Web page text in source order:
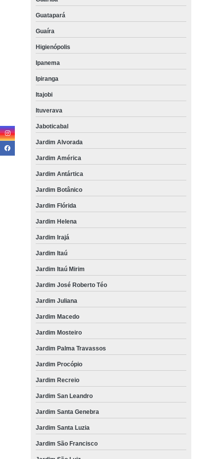
Guatapará
Guaíra
Higienópolis
Ipanema
Ipiranga
Itajobi
Ituverava
Jaboticabal
Jardim Alvorada
Jardim América
Jardim Antártica
Jardim Botânico
Jardim Flórida
Jardim Helena
Jardim Irajá
Jardim Itaú
Jardim Itaú Mirim
Jardim José Roberto Téo
Jardim Juliana
Jardim Macedo
Jardim Mosteiro
Jardim Palma Travassos
Jardim Procópio
Jardim Recreio
Jardim San Leandro
Jardim Santa Genebra
Jardim Santa Luzia
Jardim São Francisco